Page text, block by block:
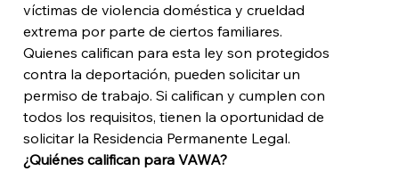
víctimas de violencia doméstica y crueldad
extrema por parte de ciertos familiares.
Quienes califican para esta ley son protegidos
contra la deportación, pueden solicitar un
permiso de trabajo. Si califican y cumplen con
todos los requisitos, tienen la oportunidad de
solicitar la Residencia Permanente Legal.
¿Quiénes califican para VAWA?